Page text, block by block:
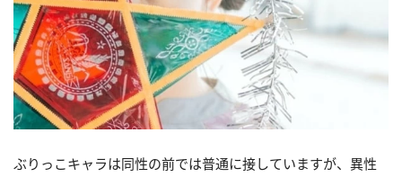
ぶりっこキャラは同性の前では普通に接していますが、異性